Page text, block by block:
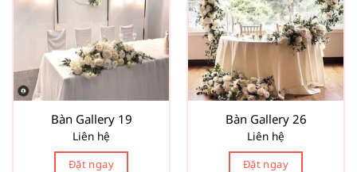
Bàn Gallery 19
Liên hệ
Đặt ngay
Bàn Gallery 26
Liên hệ
Đặt ngay